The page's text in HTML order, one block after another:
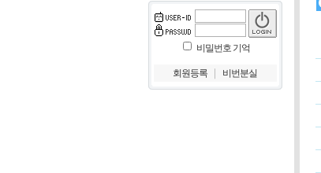
비밀번호 기억
회원등록 비번분실